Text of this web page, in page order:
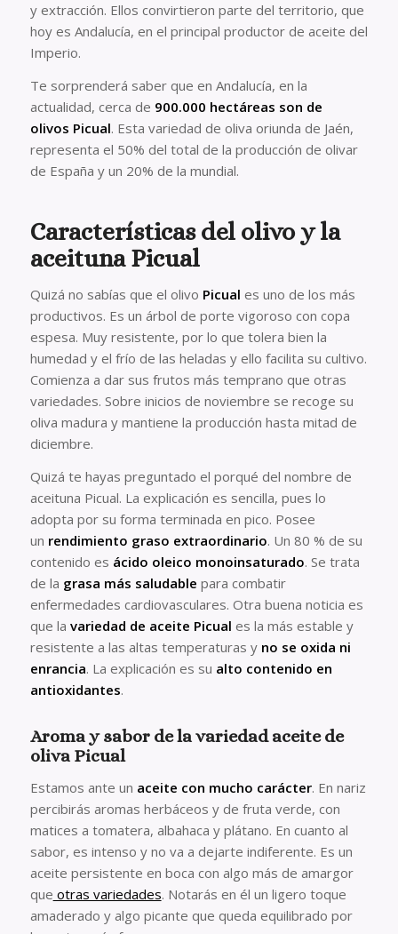
y extracción. Ellos convirtieron parte del territorio, que
hoy es Andalucía, en el principal productor de aceite del
Imperio.
Te sorprenderá saber que en Andalucía, en la
actualidad, cerca de 900.000 hectáreas son de
olivos Picual. Esta variedad de oliva oriunda de Jaén,
representa el 50% del total de la producción de olivar
de España y un 20% de la mundial.
Características del olivo y la
aceituna Picual
Quizá no sabías que el olivo Picual es uno de los más
productivos. Es un árbol de porte vigoroso con copa
espesa. Muy resistente, por lo que tolera bien la
humedad y el frío de las heladas y ello facilita su cultivo.
Comienza a dar sus frutos más temprano que otras
variedades. Sobre inicios de noviembre se recoge su
oliva madura y mantiene la producción hasta mitad de
diciembre.
Quizá te hayas preguntado el porqué del nombre de
aceituna Picual. La explicación es sencilla, pues lo
adopta por su forma terminada en pico. Posee
un rendimiento graso extraordinario. Un 80 % de su
contenido es ácido oleico monoinsaturado. Se trata
de la grasa más saludable para combatir
enfermedades cardiovasculares. Otra buena noticia es
que la variedad de aceite Picual es la más estable y
resistente a las altas temperaturas y no se oxida ni
enrancia. La explicación es su alto contenido en
antioxidantes.
Aroma y sabor de la variedad aceite de
oliva Picual
Estamos ante un aceite con mucho carácter. En nariz
percibirás aromas herbáceos y de fruta verde, con
matices a tomatera, albahaca y plátano. En cuanto al
sabor, es intenso y no va a dejarte indiferente. Es un
aceite persistente en boca con algo más de amargor
que otras variedades. Notarás en él un ligero toque
amaderado y algo picante que queda equilibrado por